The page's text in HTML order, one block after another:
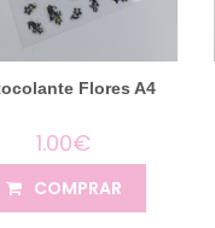
Flores A4
1.00€
COMPRAR